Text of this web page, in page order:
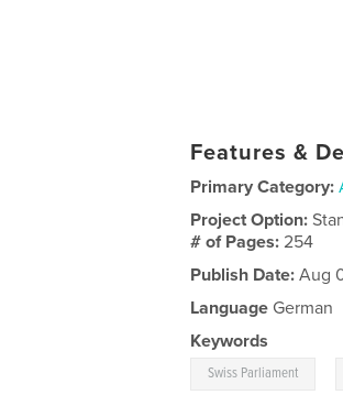
Features &
Primary Category:
Project Option:
# of Pages:254
Publish Date: Aug
Language German
Keywords
Swiss Parliament